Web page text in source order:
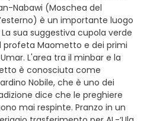
Nabawi (Moschea del
è un importante luogo
sua suggestiva cupola verde
profeta Maometto e dei primi
L'area tra il minbar e la
è conosciuta come
Nobile, che è uno dei
dice che le preghiere
mai respinte. Pranzo in un